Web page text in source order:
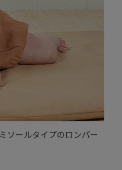
ソールタイプのロンパー